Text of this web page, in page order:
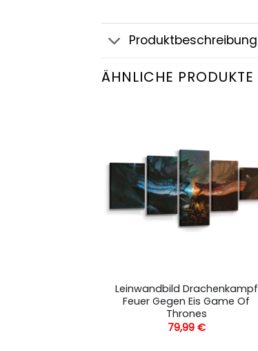
Produktbeschreibung
ÄHNLICHE PRODUKTE
Leinwandbild Drachenkampf
Feuer Gegen Eis Game Of
Thrones
79,99 €